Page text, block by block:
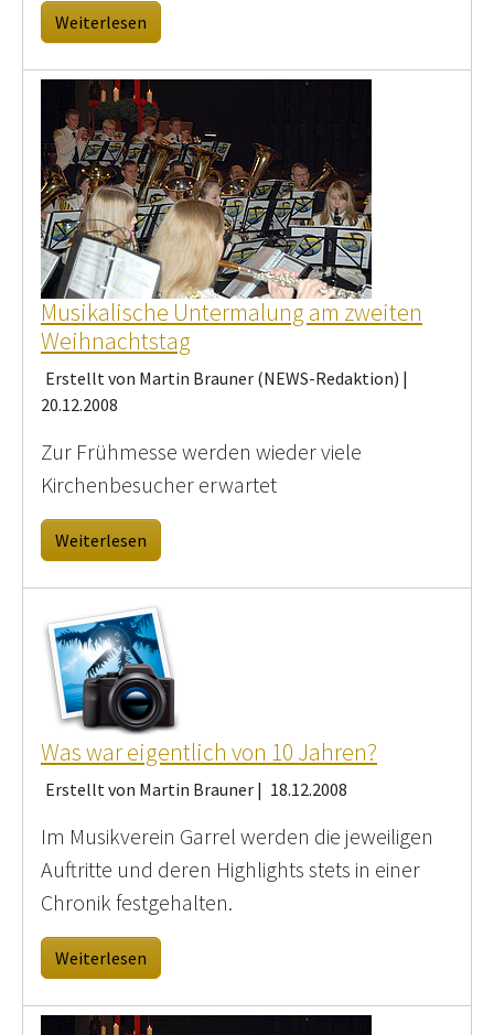
Weiterlesen
Musikalische Untermalung am zweiten
Weihnachtstag
Erstellt von Martin Brauner (NEWS-Redaktion) |
20.12.2008
Zur Frühmesse werden wieder viele
Kirchenbesucher erwartet
Weiterlesen
Was war eigentlich von 10 Jahren?
Erstellt von Martin Brauner | 18.12.2008
Im Musikverein Garrel werden die jeweiligen
Auftritte und deren Highlights stets in einer
Chronik festgehalten.
Weiterlesen